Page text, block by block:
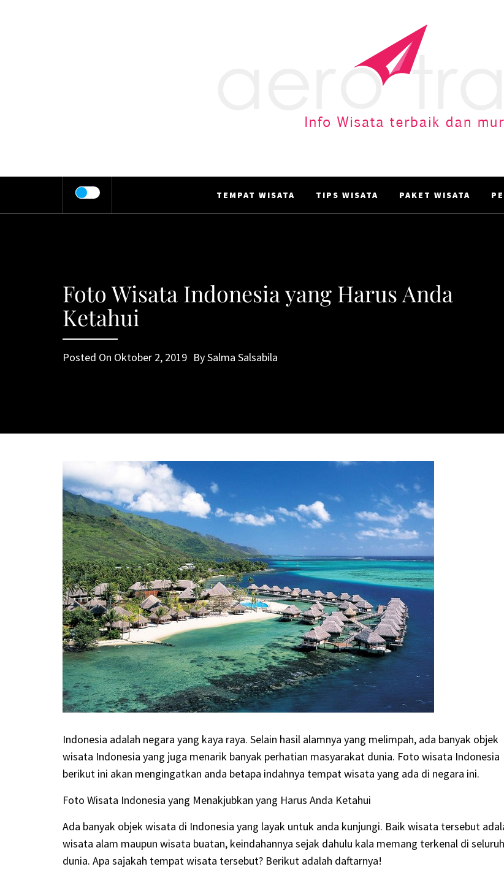
AERO TRAVEL
TEMPAT WISATA‎ TIPS WISATA PAKET WISATA
Foto Wisata Indonesia yang Harus Anda
Ketahui
Posted On Oktober 2, 2019 BySalma Salsabila
Indonesia adalah negara yang kaya raya. Selain hasil alamnya yang melimpah, ada banyak objek
wisata Indonesia yang juga menarik banyak perhatian masyarakat dunia. Foto wisata Indonesia
berikut ini akan mengingatkan anda betapa indahnya tempat wisata yang ada di negara ini.
Foto Wisata Indonesia yang Menakjubkan yang Harus Anda Ketahui
Ada banyak objek wisata di Indonesia yang layak untuk anda kunjungi. Baik wisata tersebut
wisata alam maupun wisata buatan, keindahannya sejak dahulu kala memang terkenal di seluruh
dunia. Apa sajakah tempat wisata tersebut? Berikut adalah daftarnya!